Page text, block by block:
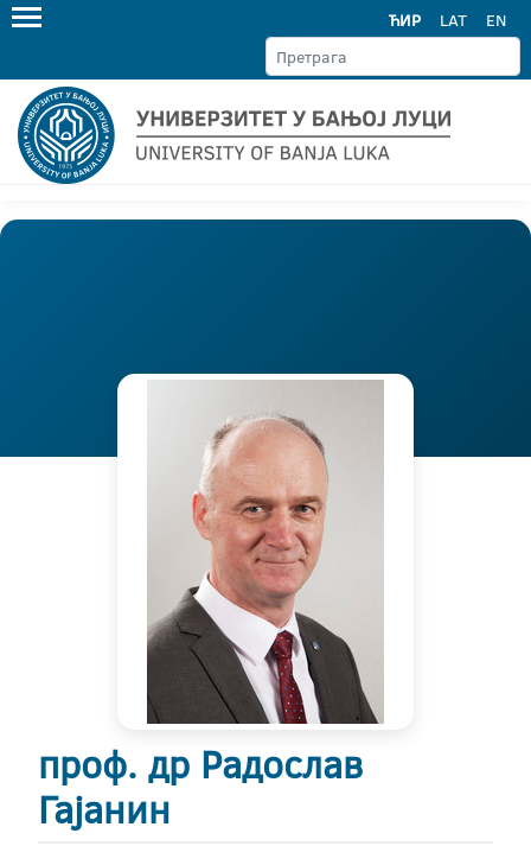
ЋИР LAT EN
проф. др Радослав
Гајанин